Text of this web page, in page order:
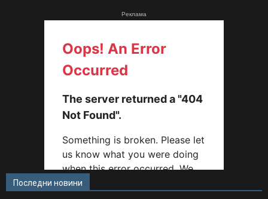
Реклама
Последни новини